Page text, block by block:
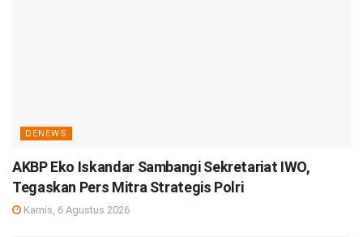
DENEWS
AKBP Eko Iskandar Sambangi Sekretariat IWO,
Tegaskan Pers Mitra Strategis Polri
Kamis, 6 Agustus 2026